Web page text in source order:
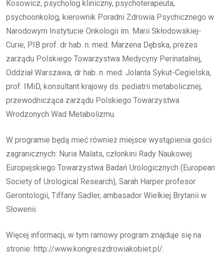
Kosowicz, psycholog kliniczny, psychoterapeuta,
psychoonkolog, kierownik Poradni Zdrowia Psychicznego w
Narodowym Instytucie Onkologii im. Marii Skłodowskiej-
Curie, PIB prof. dr hab. n. med. Marzena Dębska, prezes
zarządu Polskiego Towarzystwa Medycyny Perinatalnej,
Oddział Warszawa, dr hab. n. med. Jolanta Sykut-Cegielska,
prof. IMiD, konsultant krajowy ds. pediatrii metabolicznej,
przewodnicząca zarządu Polskiego Towarzystwa
Wrodzonych Wad Metabolizmu.
W programie będą mieć również miejsce wystąpienia gości
zagranicznych: Nuria Malats, członkini Rady Naukowej
Europejskiego Towarzystwa Badań Urologicznych (European
Society of Urological Research), Sarah Harper profesor
Gerontologii, Tiffany Sadler, ambasador Wielkiej Brytanii w
Słowenii.
Więcej informacji, w tym ramowy program znajduje się na
stronie: http://www.kongreszdrowiakobiet.pl/.